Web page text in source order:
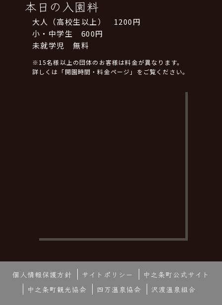
本日の入園料
大人（高校生以上） 1200円
小・中学生 600円
未就学児 無料
※15名様以上の団体のお客様は料金が異なります。
詳しくは「開園時間・料金ページ」をご覧ください。
個人情報保護方針 サイトポリシー
中之条町公式サイト
中之条町観光協会
四万温泉協会 沢渡温泉組合